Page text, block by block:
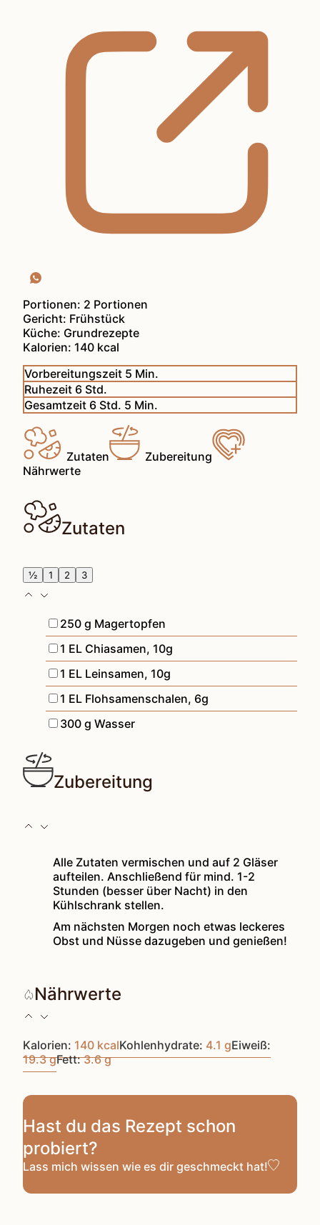
Portionen: 2 Portionen
Gericht: Frühstück
Küche: Grundrezepte
Kalorien: 140 kcal
Vorbereitungszeit 5 Minuten
Min.
Ruhezeit 6Stunden
Std.
Gesamtzeit 6Stunden
Std. 5 Minuten
Min.
Zutaten
Zubereitung
Nährwerte
Zutaten
½ 1 2 3
▢
250 g Magertopfen
▢
1 EL Chiasamen, 10g
▢
1 EL Leinsamen, 10g
▢
1 EL Flohsamenschalen, 6g
▢
300 g Wasser
Zubereitung
Alle Zutaten vermischen und auf 2 Gläser
aufteilen. Anschließend für mind. 1-2
Stunden (besser über Nacht) in den
Kühlschrank stellen.
Am nächsten Morgen noch etwas leckeres
Obst und Nüsse dazugeben und genießen!
Nährwerte
Kalorien: 140 kcalKohlenhydrate: 4.1 gEiweiß:
19.3 gFett:3.6 g
Hast du das Rezept schon
probiert?
Lass mich wissen wie es dir geschmeckt hat!